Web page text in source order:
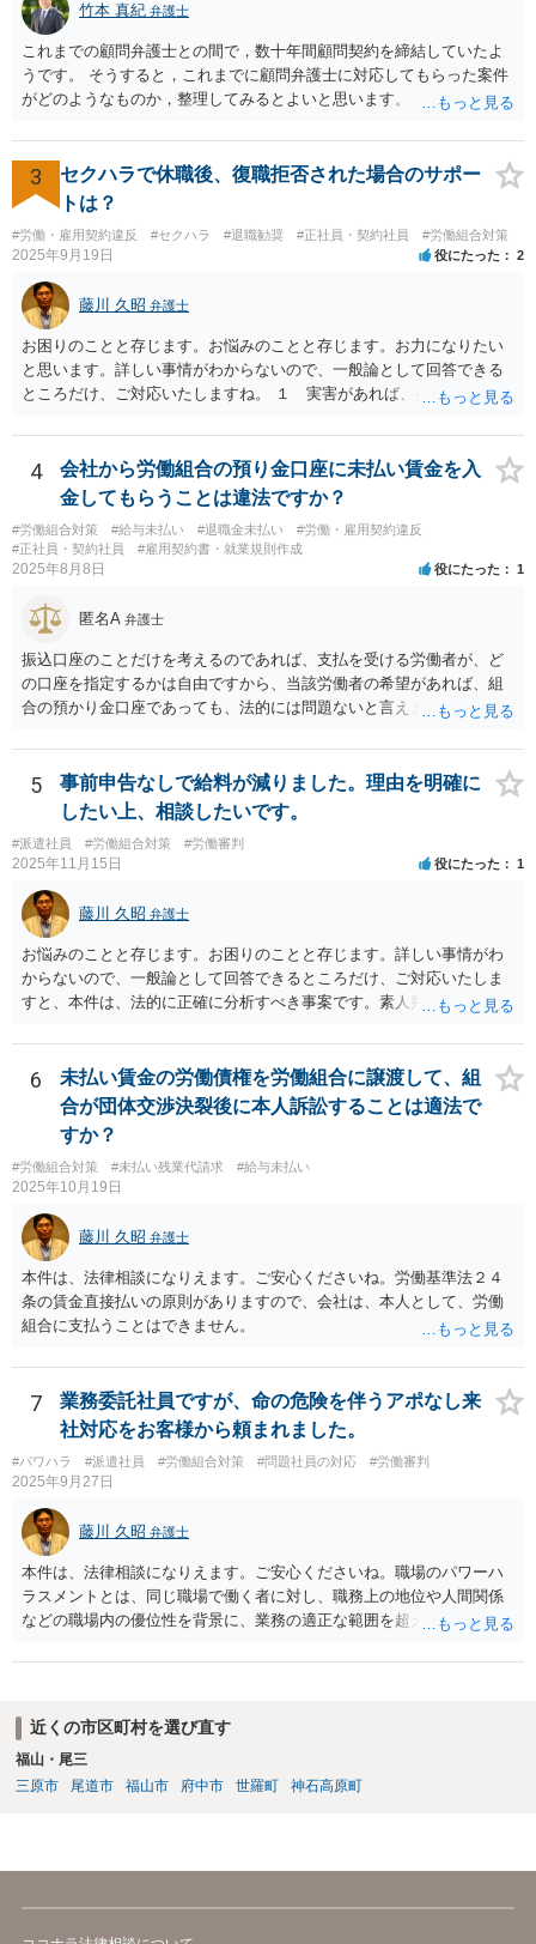
竹本 真紀 弁護士
これまでの顧問弁護士との間で，数十年間顧問契約を締結していたよ
うです。 そうすると，これまでに顧問弁護士に対応してもらった案件
がどのようなものか，整理してみるとよいと思います。 これにより，
事務所を比較した上で，弁護士と面談をする際，そのような案件に対
応してもらえるのかが重要だと思います。 ただ，組合員の相談内容に
ついて，分野を絞っているのか，それともどのような分野でもよいと
いうことで法律相談を依頼しているかの観点も重要です。 組合員とす
れば，相談だけではなく，できれば受任まで考えている場合も多いと
思います。 そうすると，労働組合としての相談だけではなく，基本的
に全ての分野を対象にして考える必要もあるかもしれません。 そうで
ないと，相談内容によって，対応が変わってしまうこともあると思い
ます。 組合員の相談についても，基本的に受任まで考えてもらえるこ
とができるのかも検討要素の一つかもしれません。
3
セクハラで休職後、復職拒否された場合のサポー
トは？
#労働・雇用契約違反 #セクハラ #退職勧奨 #正社員・契約社員 #労働組合対策
2025年9月19日 役にたった 2
藤川 久昭 弁護士
お困りのことと存じます。お悩みのことと存じます。お力になりたい
と思います。詳しい事情がわからないので、一般論として回答できる
ところだけ、ご対応いたしますね。 １ 実害があれば、損害賠償請求
限らないです。損害賠償請求は可能ですが、損害との因果関係の立証
が容易ではないと思われます。客観的証拠が不可欠です。 ２ 休職期
間満了による退職・解雇について無効だと争える可能性が高いです。
法的責任をきちんと追及されたい場合には、労務管理と労働法にかな
り詳しく、上記に関係した法理等にも通じた弁護士等に相談し、法的
に正確に分析してもらい、今後の対応を検討するべきです。良い解決
4
会社から労働組合の預り金口座に未払い賃金を入
金してもらうことは違法ですか？
#労働組合対策 #給与未払い #退職金未払い
#労働・雇用契約違反
#正社員・契約社員
#雇用契約書・就業規則作成
2025年8月8日 役にたった 1
匿名A 弁護士
振込口座のことだけを考えるのであれば、支払を受ける労働者が、ど
の口座を指定するかは自由ですから、当該労働者の希望があれば、組
合の預かり金口座であっても、法的には問題ないと言えます。 ただ
ると、場合によっては非弁の問題が生じる可能性が考えられます。
5
事前申告なしで給料が減りました。理由を明確に
したい上、相談したいです。
#派遣社員 #労働組合対策 #労働審判
2025年11月15日 役にたった 1
藤川 久昭 弁護士
お悩みのことと存じます。お困りのことと存じます。詳しい事情がわ
からないので、一般論として回答できるところだけ、ご対応いたしま
すと、本件は、法的に正確に分析すべき事案です。素人判断は大いに
しい案件です。労働組合への相談も有効です。就業規則の変更では変
更できない労働条件の場合（労働契約法１０条但書）は、労働者の同
意が必要です。この場合、真の同意がいるとされる場合も十分にあり
ます。就業規則の不利益変更問題であれば労働契約法１０条本文に基
づいて判断されます。周知性と合理性の要件の有無が問題となりま
す。合理性は必要性、不利益性、相当性、その他の要素から判断され
ます。良い解決になりますよう祈念しております。法的責任をきちん
と追及されたい場合には、労働法にかなり詳しく、上記に関係した法
理等にも通じた弁護士等に相談し、法的に正確に分析してもらい、今
後の対応を検討するべきです。
6
未払い賃金の労働債権を労働組合に譲渡して、組
合が団体交渉決裂後に本人訴訟することは適法で
すか？
#労働組合対策 #未払い残業代請求 #給与未払い
2025年10月19日
藤川 久昭 弁護士
本件は、法律相談になりえます。ご安心くださいね。労働基準法２４
条の賃金直接払いの原則がありますので、会社は、本人として、労働
組合に支払うことはできません。
7
業務委託社員ですが、命の危険を伴うアポなし来
社対応をお客様から頼まれました。
#パワハラ #派遣社員 #労働組合対策 #問題社員の対応 #労働審判
2025年9月27日
藤川 久昭 弁護士
本件は、法律相談になりえます。ご安心くださいね。職場のパワーハ
ラスメントとは、同じ職場で働く者に対し、職務上の地位や人間関係
などの職場内の優位性を背景に、業務の適正な範囲を超えて、精神
本件の言動が、これらに該当するかどうか、証拠に基づいて、子細な
きちんと追及されたい場合には、労働法にかなり詳しく、上記に関係
した法理等にも通じた弁護士等に相談し、法的に正確に分析してもら
い、今後の対応を検討するべきです。
近くの市区町村を選び直す
福山・尾三
三原市
尾道市 福山市 府中市 世羅町 神石高原町